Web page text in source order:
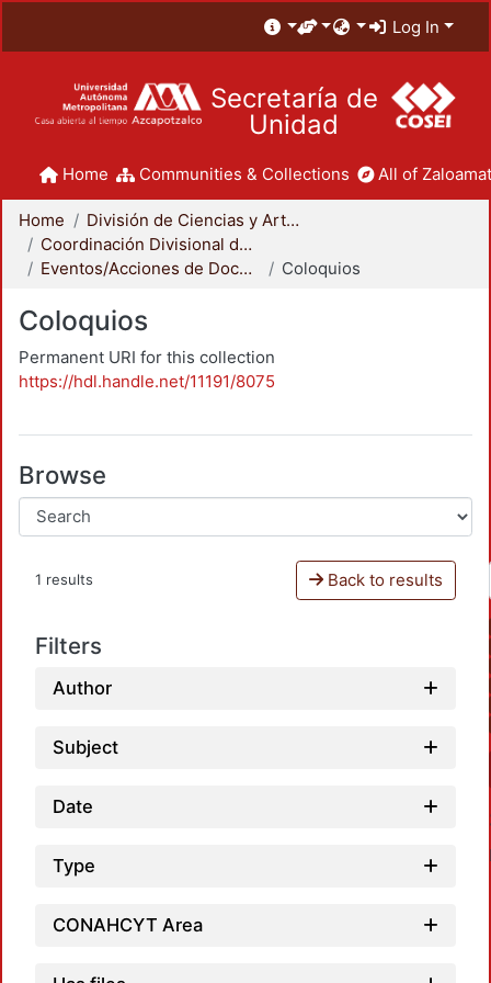
Log In
Secretaría de
Unidad
Home Communities & Collections All of
Home
División de Ciencias y Artes para el Diseño
Coordinación Divisional de Docencia
Eventos/Acciones de Docencia
Coloquios
Coloquios
Permanent URI for this collection
https://hdl.handle.net/11191/8075
Browse
1 results Back to results
Filters
Author
Subject
Date
Type
CONAHCYT Area